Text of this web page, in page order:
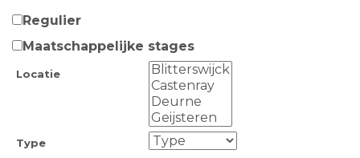
Ervaringsplek
Contact
Regulier
Maatschappelijke stages
Locatie
Type